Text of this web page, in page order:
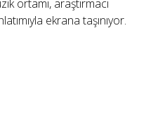
ortamı, araştırmacı
ekrana taşınıyor.